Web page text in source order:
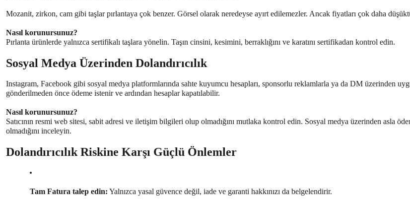
Mozanit, zirkon, cam gibi taşlar pırlantaya çok benzer. Görsel olarak neredeyse ayırt edilemezler. Ancak fiyatları çok daha
Nasıl korunursunuz?
Pırlanta ürünlerde yalnızca sertifikalı taşlara yönelin. Taşın cinsini, kesimini, berraklığını ve karatını sertifikadan kontrol edin.
Sosyal Medya Üzerinden Dolandırıcılık
Instagram, Facebook gibi sosyal medya platformlarında sahte kuyumcu hesapları, sponsorlu reklamlarla ya da DM üzerinden
gönderilmeden önce ödeme istenir ve ardından hesaplar kapatılabilir.
Nasıl korunursunuz?
Satıcının resmi web sitesi, sabit adresi ve iletişim bilgileri olup olmadığını mutlaka kontrol edin. Sosyal medya üzerinden asla
olmadığını inceleyin.
Dolandırıcılık Riskine Karşı Güçlü Önlemler
Tam Fatura talep edin: Yalnızca yasal güvence değil, iade ve garanti hakkınızı da belgelendirir.